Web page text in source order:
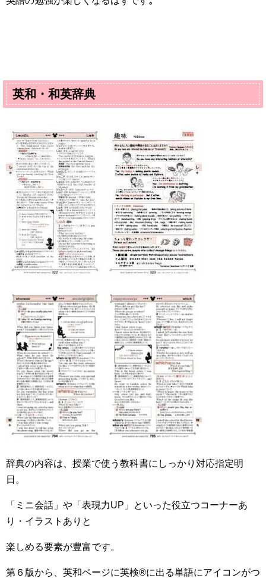
英和・和英辞典
辞典の内容は、授業で使う教科書にしっかり対応指定明
日。
「ミニ会話」や「表現力UP 」といった役立つコーナーあ
り・イラストありと
楽しめる要素が豊富です。
第６版から、英和ページに英検®に出る単語にアイコンがつ